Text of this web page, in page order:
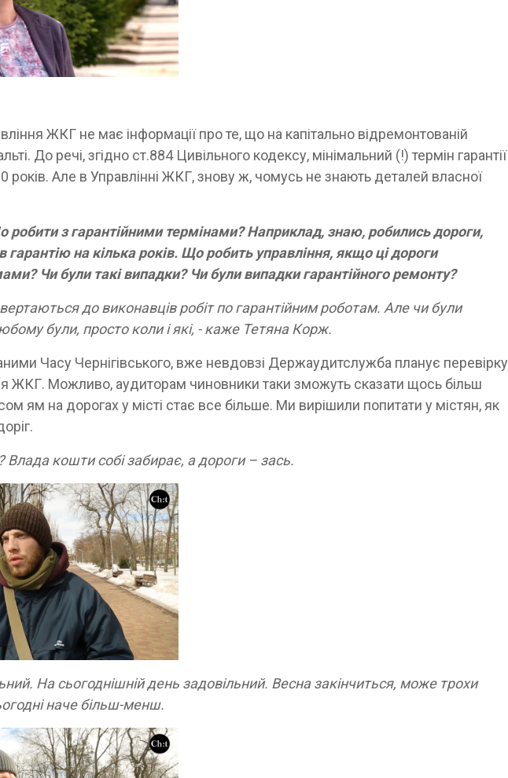
ЖКГ не має інформації про те, що на капітально відремонтованій
До речі, згідно ст.884 Цивільного кодексу, мінімальний (!) термін гарантії
років. Але в Управлінні ЖКГ, знову ж, чомусь не знають деталей власної
робити з гарантійними термінами? Наприклад, знаю, робились дороги,
гарантію на кілька років. Що робить управління, якщо ці дороги
Чи були такі випадки? Чи були випадки гарантійного ремонту?
до виконавців робіт по гарантійним роботам. Але чи були
були, просто коли і які, - каже Тетяна Корж.
Часу Чернігівського, вже невдовзі Держаудитслужба планує перевірку
ЖКГ. Можливо, аудиторам чиновники таки зможуть сказати щось більш
ям на дорогах у місті стає все більше. Ми вирішили попитати у містян, як
кошти собі забирає, а дороги – зась.
На сьогоднішній день задовільний. Весна закінчиться, може трохи
наче більш-менш.